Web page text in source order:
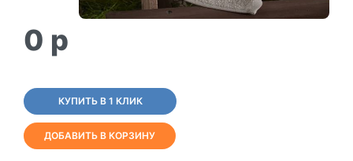
0 p
КУПИТЬ В 1 КЛИК
ДОБАВИТЬ В КОРЗИНУ